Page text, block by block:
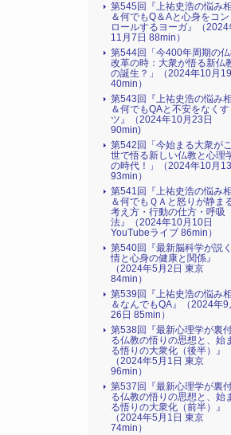
第545回『上祐史浩の悩み
＆何でもQ＆Aと心身をコン
ロールするヨーガ』（2024
11月7日 88min）
第544回「今400年周期の
改革の時：大衆が悟る新仏
の誕生？」（2024年10月
40min）
第543回『上祐史浩の悩み
＆何でもQAと不安をなくす
ツ』（2024年10月23日
90min)
第542回「今始まる大衆が
世で悟る新しい仏教と心理
の時代！」（2024年10月
93min）
第541回『上祐史浩の悩み
＆何でもＱＡと怒りが静ま
考え方・行動の仕方・呼吸
法』（2024年10月10日
YouTubeライブ 86min）
第540回『最新脳科学が説
情と心身の健康と関係』
（2024年5月2日 東京
84min）
第539回『上祐史浩の悩み
＆なんでもQA』（2024年9
26日 85min）
第538回『最新心理学が裏
る仏教の悟りの思想と、始
る悟りの大衆化（後半）』
（2024年5月1日 東京
96min）
第537回『最新心理学が裏
る仏教の悟りの思想と、始
る悟りの大衆化（前半）』
（2024年5月1日 東京
74min）